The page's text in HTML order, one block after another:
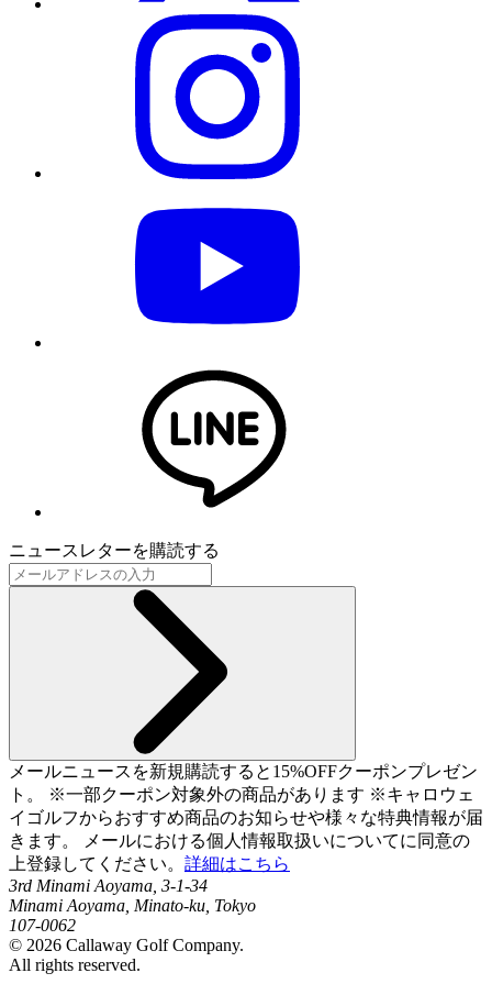
ニュースレターを購読する
メールニュースを新規購読すると15%OFFクーポンプレゼン
ト。 ※一部クーポン対象外の商品があります ※キャロウェ
イゴルフからおすすめ商品のお知らせや様々な特典情報が届
きます。 メールにおける個人情報取扱いについてに同意の
上登録してください。 詳細はこちら
3rd Minami Aoyama, 3-1-34
Minami Aoyama, Minato-ku, Tokyo
107-0062
© 2026 Callaway Golf Company.
All rights reserved.